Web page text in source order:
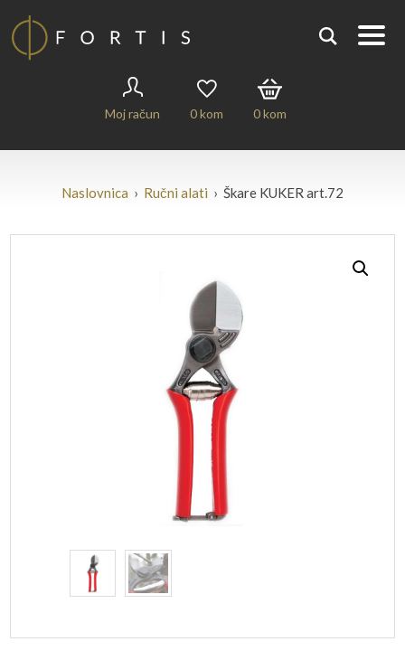
Moj račun 0kom 0kom
Naslovnica › Ručni alati › Škare KUKER art.72